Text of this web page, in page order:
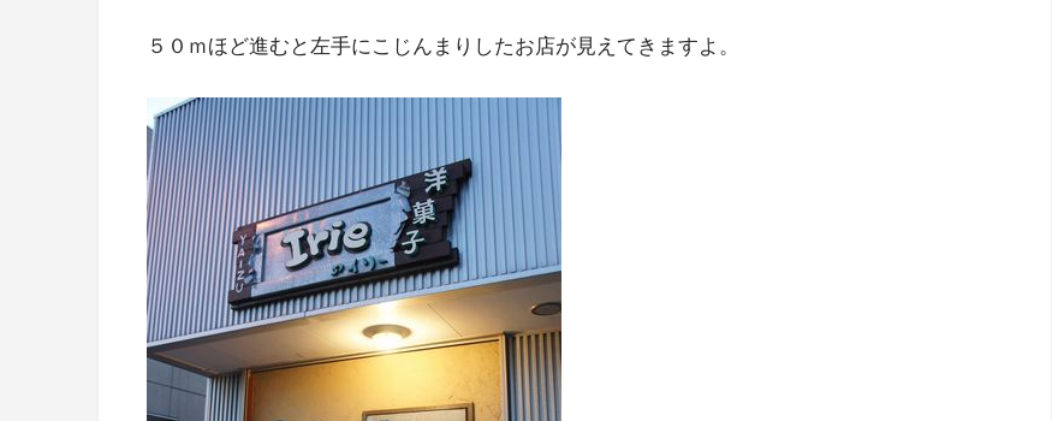
５０ｍほど進むと左手にこじんまりしたお店が見えてきますよ。